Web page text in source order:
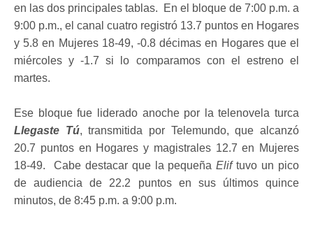
en las dos principales tablas. En el bloque de 7:00 p.m. a
9:00 p.m., el canal cuatro registró 13.7 puntos en Hogares
y 5.8 en Mujeres 18-49, -0.8 décimas en Hogares que el
miércoles y -1.7 si lo comparamos con el estreno el
martes.
Ese bloque fue liderado anoche por la telenovela turca
Llegaste Tú, transmitida por Telemundo, que alcanzó
20.7 puntos en Hogares y magistrales 12.7 en Mujeres
18-49. Cabe destacar que la pequeñaEliftuvo un pico
de audiencia de 22.2 puntos en sus últimos quince
minutos, de 8:45 p.m. a 9:00 p.m.